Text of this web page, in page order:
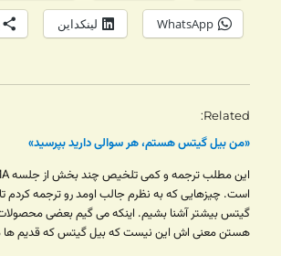
WhatsApp لینکداین
Related
«من بیل گیتس هستم، هر سوالی دارید بپرسید»
است. چیزهایی که به نظرم جالب اومد رو ترجمه کردم
گیتس بیشتر آشنا بشیم. اینکه می گیم بعضی
هستن معنی اش این نیست که بیل گیتس که قدیم